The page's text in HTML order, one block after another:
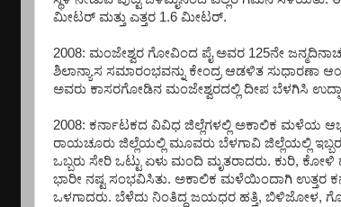
ಮೀಟರ್ ಮತ್ತು ಎತ್ತರ 1.6 ಮೀಟರ್.
2008: ಮಂಜೇಶ್ವರ ಗೋವಿಂದ ಪೈ ಅವರ 125ನೇ
ಶಿಲಾನ್ಯಾಸ ಸಮಾರಂಭವನ್ನು ಕೇಂದ್ರ ಆಡಳಿತ ಸುಧಾರಣಾ
ಅವರು ಕಾಸರಗೋಡಿನ ಮಂಜೇಶ್ವರದಲ್ಲಿ ದೀಪ ಬೆಳಗಿಸಿ
2008: ಕರ್ನಾಟಕದ ವಿವಿಧ ಜಿಲ್ಲೆಗಳಲ್ಲಿ ಅಕಾಲಿಕ
ರಾಯಚೂರು ಜಿಲ್ಲೆಯಲ್ಲಿ ಮೂವರು ಬೆಳಗಾವಿ ಜಿಲ್ಲೆಯಲ್ಲಿ ಇಬ್ಬರು
ಒಬ್ಬರು ಸೇರಿ ಒಟ್ಟು ಏಳು ಮಂದಿ ಮೃತರಾದರು. ಕುರಿ,
ಭಾರೀ ನಷ್ಟ ಸಂಭವಿಸಿತು. ಅಕಾಲಿಕ ಮಳೆಯಿಂದಾಗಿ ಉತ್ತರ
ಒಳಗಾದರು. ಬೆಳೆದು ನಿಂತಿದ್ದ ಜಯಧರ ಹತ್ತಿ, ಬಿಳಿಜೋಳ,